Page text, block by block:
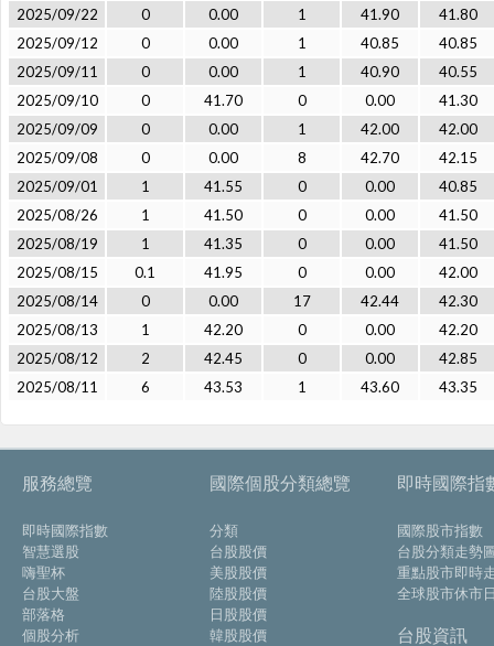
2025/09/22
0 0.00 1 41.90
41.80
2025/09/12
0 0.00 1 40.85
40.85
2025/09/11
0 0.00 1 40.90
40.55
2025/09/10
0 41.70 0 0.00
41.30
2025/09/09
0 0.00 1 42.00
42.00
2025/09/08
0 0.00 8 42.70
42.15
2025/09/01
1 41.55 0 0.00
40.85
2025/08/26
1 41.50 0 0.00
41.50
2025/08/19
1 41.35 0 0.00
41.50
2025/08/15
0.1 41.95 0 0.00
42.00
2025/08/14
0 0.00 17 42.44
42.30
2025/08/13
1 42.20 0 0.00
42.20
2025/08/12
2 42.45 0 0.00
42.85
2025/08/11
6 43.53 1 43.60 43.35
服務總覽
即時國際指數
智慧選股
嗨聖杯
台股大盤
部落格
個股分析
國際個股分類總覽
分類
台股股價
美股股價
陸股股價
日股股價
韓股股價
即時國際指
國際股市指數
台股分類走勢
重點股市即時
全球股市休市
台股資訊